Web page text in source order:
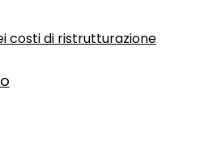
costi di ristrutturazione